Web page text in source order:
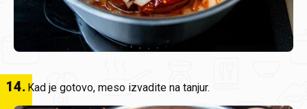
14. Kad je gotovo, meso izvadite na tanjur.